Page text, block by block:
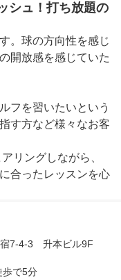
シュ！打ち放題の
。球の方向性を感じ
開放感を感じていた
フを習いたいという
す方など様々なお客
リングしながら、
合ったレッスンを心
ち放題のご利用も可
宿7-4-3 升本ビル9F
歩で5分